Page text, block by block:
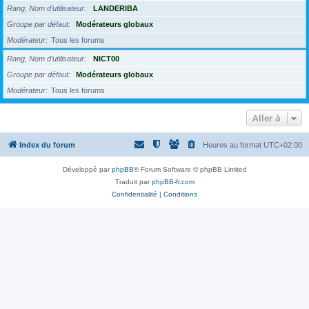
Rang, Nom d’utilisateur
LANDERIBA
Groupe par défaut
Modérateurs globaux
Modérateur
Tous les forums
Rang, Nom d’utilisateur
NICT00
Groupe par défaut
Modérateurs globaux
Modérateur
Tous les forums
Aller à
Index du forum Heures au format UTC+02:00
Développé parphpBB® Forum Software © phpBB Limited
Traduit parphpBB-fr.com
Confidentialité | Conditions